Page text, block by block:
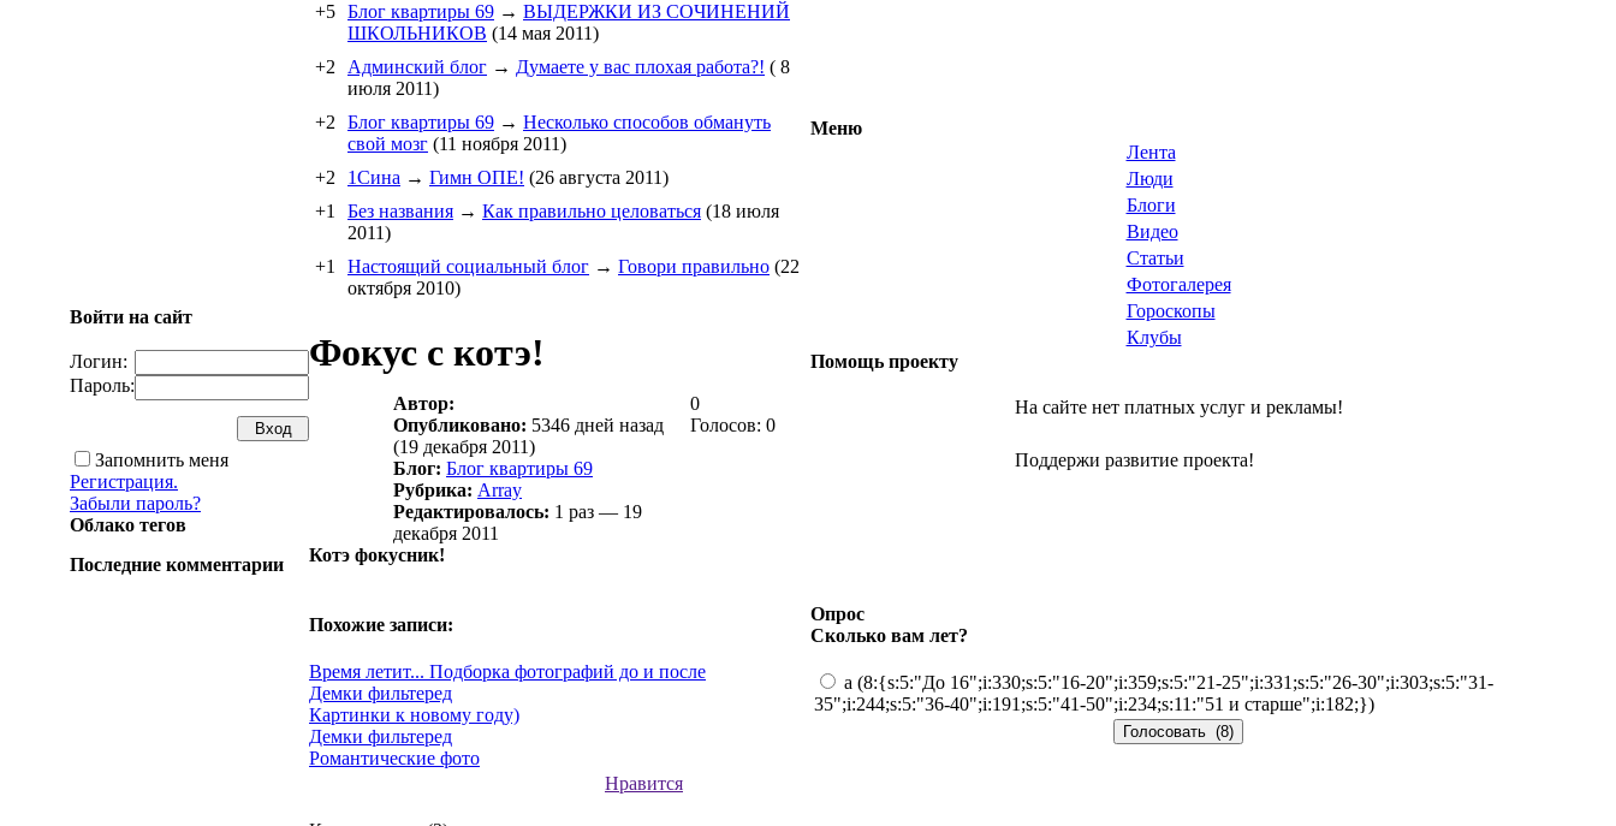
Войти на сайт
Логин:
Пароль:
Запомнить меня
Регистрация.
Забыли пароль?
Облако тегов
Последние комментарии
+5 Блог квартиры 69 → ВЫДЕРЖКИ ИЗ СОЧИНЕНИЙ
ШКОЛЬНИКОВ (14 мая 2011)
+2
Админский блог → Думаете у вас плохая работа?! ( 8
июля 2011)
+2
Блог квартиры 69 → Несколько способов обмануть
свой мозг (11 ноября 2011)
+2
1Cина → Гимн ОПЕ! (26 августа 2011)
+1
Без названия → Как правильно целоваться (18 июля
2011)
+1
Настоящий социальный блог → Говори правильно (22
октября 2010)
Фокус с котэ!
Автор:
Опубликовано: 5346 дней назад
(19 декабря 2011)
Блог: Блог квартиры 69
Рубрика: Array
Редактировалось: 1 раз — 19
декабря 2011
0
Голосов: 0
Котэ фокусник!
Похожие записи:
Время летит... Подборка фотографий до и после
Демки фильтеред
Картинки к новому году)
Демки фильтеред
Романтические фото
Нравится
Меню
Лента
Люди
Блоги
Видео
Статьи
Фотогалерея
Гороскопы
Клубы
Помощь проекту
На сайте нет платных услуг и рекламы!
Поддержи развитие проекта!
Опрос
Сколько вам лет?
a (8:{s:5:"До 16";i:330;s:5:"16-20";i:359;s:5:"21-25";i:331;s:5:"26-30";i:303;s:5:"31-
35";i:244;s:5:"36-40";i:191;s:5:"41-50";i:234;s:11:"51 и старше";i:182;})